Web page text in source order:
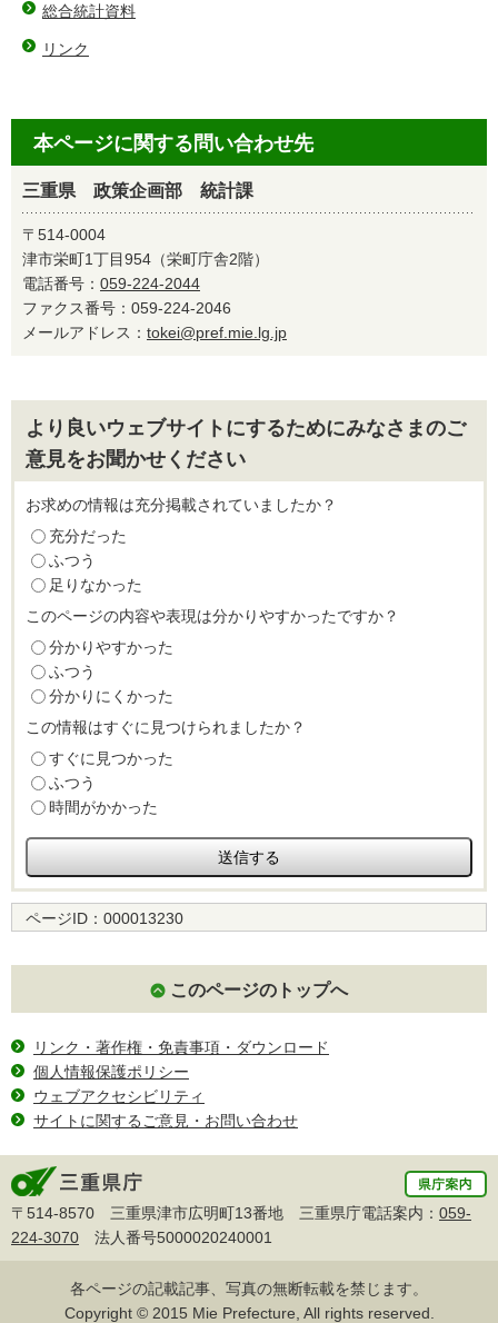
総合統計資料
リンク
本ページに関する問い合わせ先
三重県 政策企画部 統計課
〒514-0004
津市栄町1丁目954（栄町庁舎2階）
電話番号： 059-224-2044
ファクス番号：059-224-2046
メールアドレス： tokei@pref.mie.lg.jp
より良いウェブサイトにするためにみなさまのご
意見をお聞かせください
お求めの情報は充分掲載されていましたか？
充分だった
ふつう
足りなかった
このページの内容や表現は分かりやすかったですか？
分かりやすかった
ふつう
分かりにくかった
この情報はすぐに見つけられましたか？
すぐに見つかった
ふつう
時間がかかった
ページID： 000013230
このページのトップへ
リンク・著作権・免責事項・ダウンロード
個人情報保護ポリシー
ウェブアクセシビリティ
サイトに関するご意見・お問い合わせ
〒514-8570 三重県津市広明町13番地 三重県庁電話案内： 059-
224-3070 法人番号5000020240001
各ページの記載記事、写真の無断転載を禁じます。
Copyright © 2015 Mie Prefecture, All rights reserved.